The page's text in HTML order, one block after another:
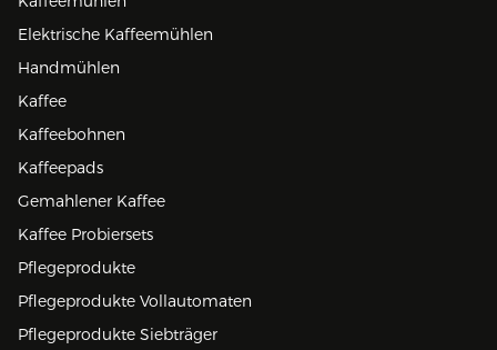
Elektrische Kaffeemühlen
Handmühlen
Kaffee
Kaffeebohnen
Kaffeepads
Gemahlener Kaffee
Kaffee Probiersets
Pflegeprodukte
Pflegeprodukte Vollautomaten
Pflegeprodukte Siebträger